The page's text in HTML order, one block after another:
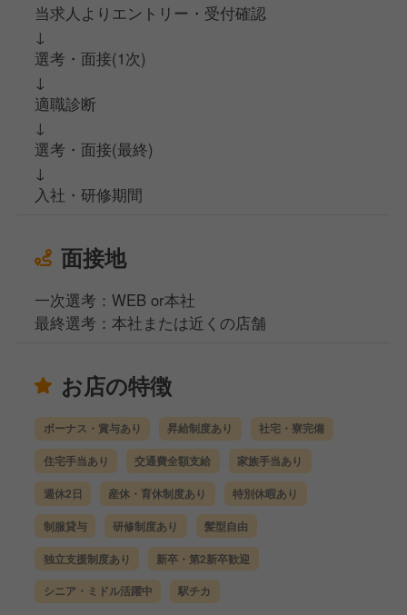
当求人よりエントリー・受付確認
↓
選考・面接(1次)
↓
適職診断
↓
選考・面接(最終)
↓
入社・研修期間
面接地
一次選考：WEB or本社
最終選考：本社または近くの店舗
お店の特徴
ボーナス・賞与あり 昇給制度あり 社宅・寮完備
住宅手当あり 交通費全額支給 家族手当あり
週休2日 産休・育休制度あり 特別休暇あり
制服貸与 研修制度あり 髪型自由
独立支援制度あり 新卒・第2新卒歓迎
シニア・ミドル活躍中 駅チカ